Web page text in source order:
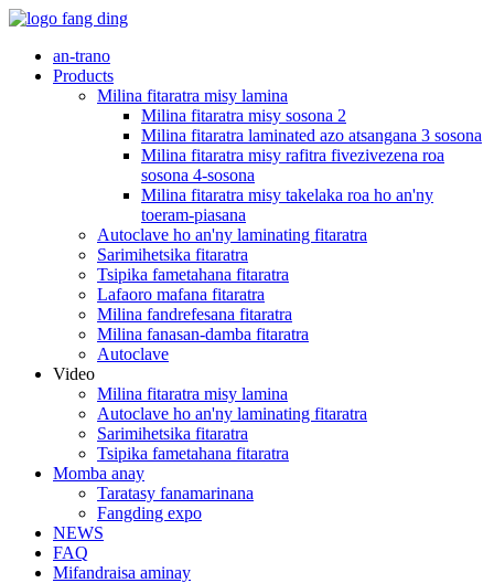
an-trano
Products
Milina fitaratra misy lamina
Milina fitaratra misy sosona 2
Milina fitaratra laminated azo atsangana 3 sosona
Milina fitaratra misy rafitra fivezivezena roa
sosona 4-sosona
Milina fitaratra misy takelaka roa ho an'ny
toeram-piasana
Autoclave ho an'ny laminating fitaratra
Sarimihetsika fitaratra
Tsipika fametahana fitaratra
Lafaoro mafana fitaratra
Milina fandrefesana fitaratra
Milina fanasan-damba fitaratra
Autoclave
Video
Milina fitaratra misy lamina
Autoclave ho an'ny laminating fitaratra
Sarimihetsika fitaratra
Tsipika fametahana fitaratra
Momba anay
Taratasy fanamarinana
Fangding expo
NEWS
FAQ
Mifandraisa aminay